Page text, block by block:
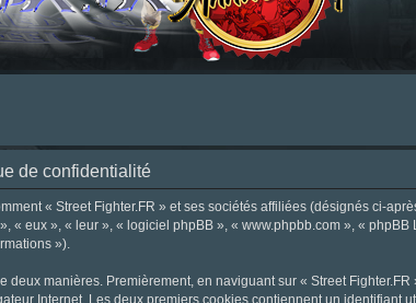
de confidentialité
« Street Fighter.FR » et ses sociétés affiliées (désignés ci-
« eux », « leur », « logiciel phpBB », « www.phpbb.com », «
»).
deux manières. Premièrement, en naviguant sur « Street
Internet. Les deux premiers cookies contiennent un